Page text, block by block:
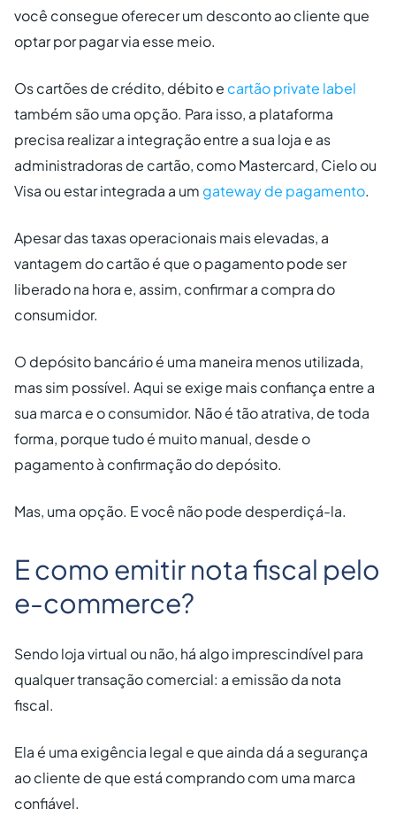
você consegue oferecer um desconto ao cliente que
optar por pagar via esse meio.
Os cartões de crédito, débito e cartão private label
também são uma opção. Para isso, a plataforma
precisa realizar a integração entre a sua loja e as
administradoras de cartão, como Mastercard, Cielo ou
Visa ou estar integrada a um gateway de pagamento.
Apesar das taxas operacionais mais elevadas, a
vantagem do cartão é que o pagamento pode ser
liberado na hora e, assim, confirmar a compra do
consumidor.
O depósito bancário é uma maneira menos utilizada,
mas sim possível. Aqui se exige mais confiança entre a
sua marca e o consumidor. Não é tão atrativa, de toda
forma, porque tudo é muito manual, desde o
pagamento à confirmação do depósito.
Mas, uma opção. E você não pode desperdiçá-la.
E como emitir nota fiscal pelo
e-commerce?
Sendo loja virtual ou não, há algo imprescindível para
qualquer transação comercial: a emissão da nota
fiscal.
Ela é uma exigência legal e que ainda dá a segurança
ao cliente de que está comprando com uma marca
confiável.